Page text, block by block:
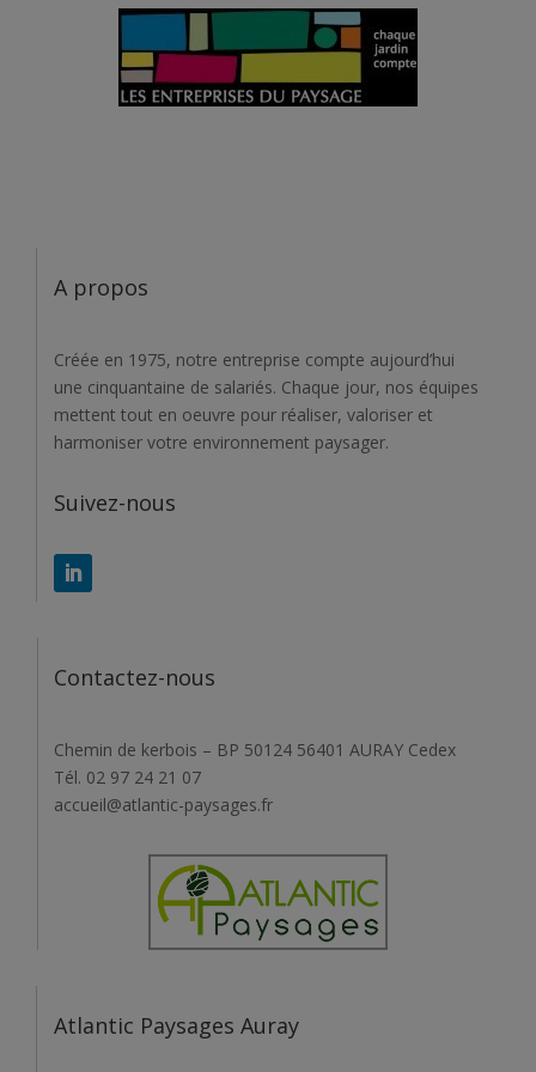
A propos
Créée en 1975, notre entreprise compte aujourd’hui
une cinquantaine de salariés. Chaque jour, nos équipes
mettent tout en oeuvre pour réaliser, valoriser et
harmoniser votre environnement paysager.
Suivez-nous
Contactez-nous
Chemin de kerbois – BP 50124 56401 AURAY Cedex
Tél. 02 97 24 21 07
accueil@atlantic-paysages.fr
Atlantic Paysages Auray